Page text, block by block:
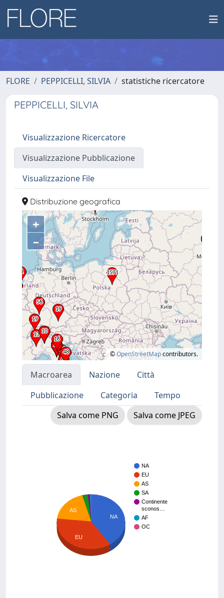
FLORE PEPPICELLI, SILVIA statistiche ricercatore
PEPPICELLI, SILVIA
Visualizzazione Ricercatore
Visualizzazione Pubblicazione
Visualizzazione File
Distribuzione geografica
+
–
©OpenStreetMapcontributors.
Macroarea Nazione
Città
Pubblicazione
Categoria
Tempo
Salva come PNG
Salva come JPEG
NA
EU
AS
SA
Continente
sconos…
AF
OC
NA
AS
EU